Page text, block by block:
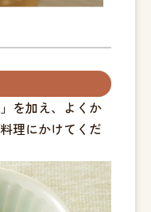
を加え、よくか
理にかけてくだ